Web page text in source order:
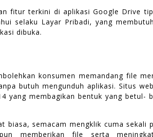
fitur terkini di aplikasi Google Drive
selaku Layar Pribadi, yang
dibuka.
konsumen memandang file
butuh mengunduh aplikasi. Situs
yang membagikan bentuk yang betul-
biasa, semacam mengklik cuma sekali
memberikan file serta